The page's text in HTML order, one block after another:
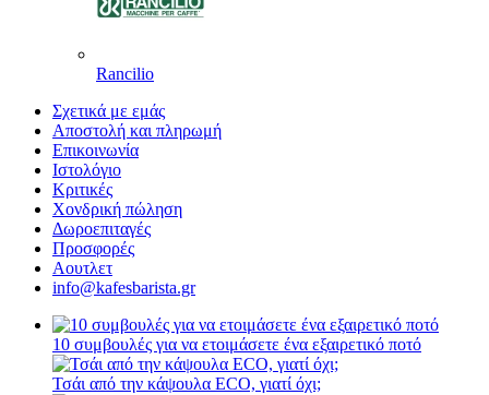
Rancilio
Σχετικά με εμάς
Αποστολή και πληρωμή
Επικοινωνία
Ιστολόγιο
Κριτικές
Χονδρική πώληση
Δωροεπιταγές
Προσφορές
Αουτλετ
info@kafesbarista.gr
10 συμβουλές για να ετοιμάσετε ένα εξαιρετικό ποτό
Τσάι από την κάψουλα ECO, γιατί όχι;